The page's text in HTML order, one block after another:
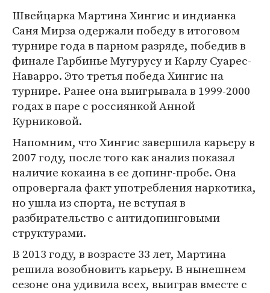
Швейцарка Мартина Хингис и индианка
Саня Мирза одержали победу в итоговом
турнире года в парном разряде, победив в
финале Гарбинье Мугурусу и Карлу Суарес-
Наварро. Это третья победа Хингис на
турнире. Ранее она выигрывала в 1999-2000
годах в паре с россиянкой Анной
Курниковой.
Напомним, что Хингис завершила карьеру в
2007 году, после того как анализ показал
наличие кокаина в ее допинг-пробе. Она
опровергала факт употребления наркотика,
но ушла из спорта, не вступая в
разбирательство с антидопинговыми
структурами.
В 2013 году, в возрасте 33 лет, Мартина
решила возобновить карьеру. В нынешнем
сезоне она удивила всех, выиграв вместе с